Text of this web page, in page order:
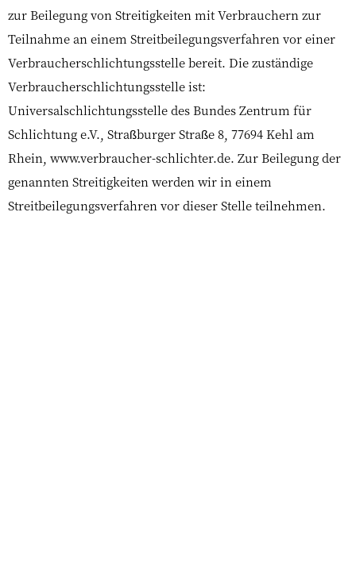
zur Beilegung von Streitigkeiten mit Verbrauchern zur
Teilnahme an einem Streitbeilegungsverfahren vor einer
Verbraucherschlichtungsstelle bereit. Die zuständige
Verbraucherschlichtungsstelle ist:
Universalschlichtungsstelle des Bundes Zentrum für
Schlichtung e.V., Straßburger Straße 8, 77694 Kehl am
Rhein, www.verbraucher-schlichter.de. Zur Beilegung der
genannten Streitigkeiten werden wir in einem
Streitbeilegungsverfahren vor dieser Stelle teilnehmen.